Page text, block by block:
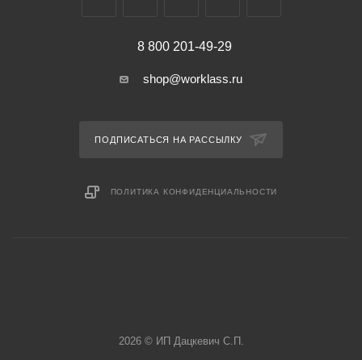
8 800 201-49-29
shop@worklass.ru
ПОДПИСАТЬСЯ НА РАССЫЛКУ
ПОЛИТИКА КОНФИДЕНЦИАЛЬНОСТИ
2026 © ИП Дацкевич С.П.